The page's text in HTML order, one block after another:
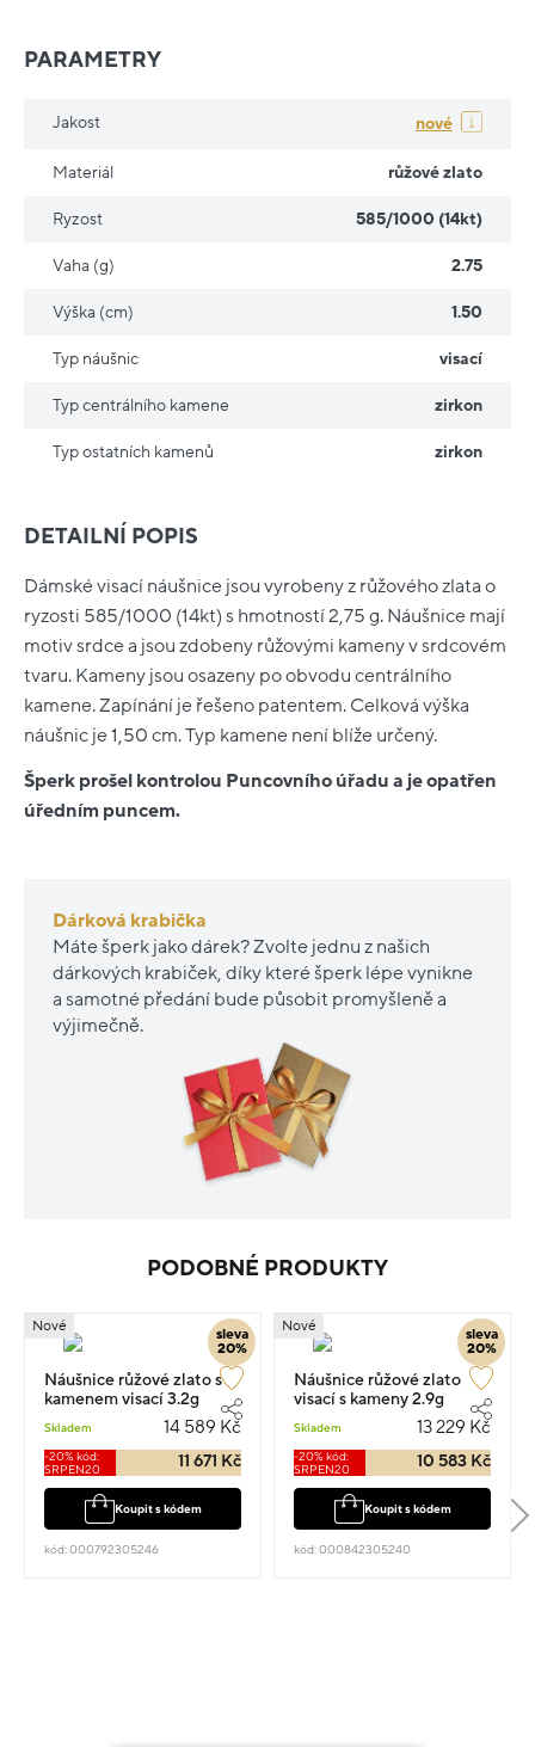
DETAILNÍ POPIS
Dámské visací náušnice jsou vyrobeny z růžového zlata o
ryzosti 585/1000 (14kt) s hmotností 2,75 g. Náušnice mají
motiv srdce a jsou zdobeny růžovými kameny v srdcovém
tvaru. Kameny jsou osazeny po obvodu centrálního
kamene. Zapínání je řešeno patentem. Celková výška
náušnic je 1,50 cm. Typ kamene není blíže určený.
Šperk prošel kontrolou Puncovního úřadu a je opatřen
úředním puncem.
Dárková krabička
Máte šperk jako dárek? Zvolte jednu z našich
dárkových krabiček, díky které šperk lépe vynikne
a samotné předání bude působit promyšleně a
výjimečně.
PARAMETRY
Jakost nové
Materiál růžové zlato
Ryzost 585/1000 (14kt)
Vaha (g) 2.75
Výška (cm) 1.50
Typ náušnic visací
Typ centrálního kamene zirkon
Typ ostatních kamenů zirkon
PODOBNÉ PRODUKTY
sleva
20%
Nové
Náušnice růžové zlato s
kamenem visací 3.2g
Skladem 14 589 Kč
-20% kód:
SRPEN20
11 671 Kč
Koupit s kódem
kód: 000792305246
sleva
20%
Nové
Náušnice růžové zlato
visací s kameny 2.9g
Skladem 13 229 Kč
-20% kód:
SRPEN20
10 583 Kč
Koupit s kódem
kód: 000842305240